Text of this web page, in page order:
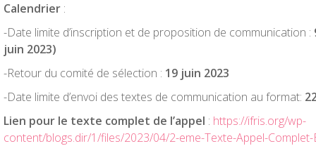
Calendrier :
-Date limite d’inscription et de proposition de communication :
juin 2023)
-Retour du comité de sélection : 19 juin 2023
-Date limite d’envoi des textes de communication au format:
Lien pour le texte complet de l’appel : https://ifris.org/wp-
content/blogs.dir/1/files/2023/04/2-eme-Texte-Appel-Complet-